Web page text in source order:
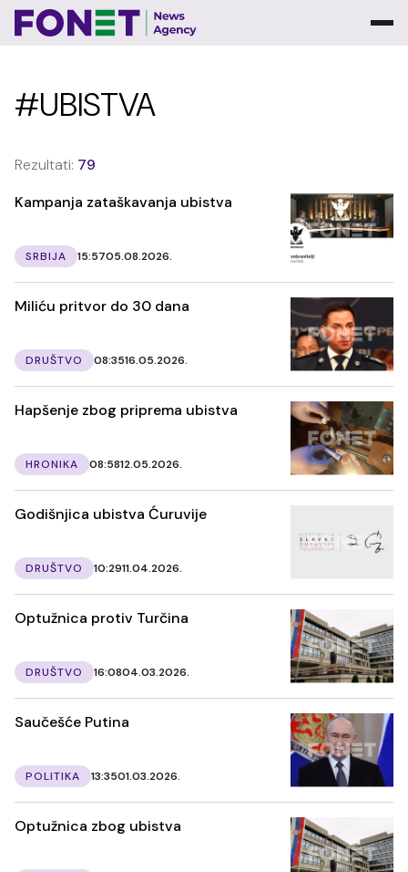
#UBISTVA
Rezultati: 79
Kampanja zataškavanja ubistva
SRBIJA 15:5705.08.2026.
Miliću pritvor do 30 dana
DRUŠTVO 08:3516.05.2026.
Hapšenje zbog priprema ubistva
HRONIKA 08:5812.05.2026.
Godišnjica ubistva Ćuruvije
DRUŠTVO 10:2911.04.2026.
Optužnica protiv Turčina
DRUŠTVO 16:0804.03.2026.
Saučešće Putina
POLITIKA 13:3501.03.2026.
Optužnica zbog ubistva